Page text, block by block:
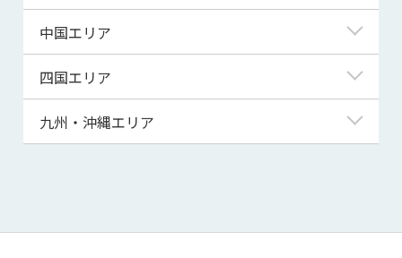
秋田県
山形県
千葉県
茨城県
群馬県
福井県
山梨県
長野県
静岡県
三重県
滋賀県
京都府
大阪府
兵庫県
和歌山県
中国エリア
鳥取県
島根県
山口県
四国エリア
徳島県
高知県
九州・沖縄エリア